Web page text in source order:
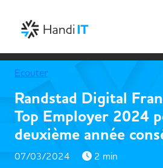
Ecouter
Randstad Digital
Top Employer 2024
deuxième année
07/03/2024 2 min